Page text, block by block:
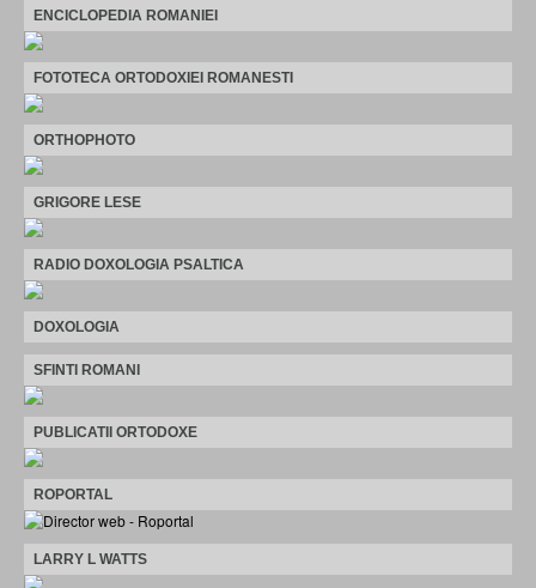
ENCICLOPEDIA ROMANIEI
FOTOTECA ORTODOXIEI ROMANESTI
ORTHOPHOTO
GRIGORE LESE
RADIO DOXOLOGIA PSALTICA
DOXOLOGIA
SFINTI ROMANI
PUBLICATII ORTODOXE
ROPORTAL
LARRY L WATTS